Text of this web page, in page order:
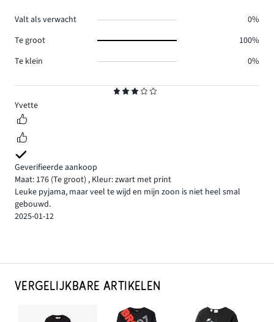
3
Yvette
Geverifieerde aankoop
Maat: 176 (Te groot) , Kleur: zwart met print
Leuke pyjama, maar veel te wijd en mijn zoon is niet heel smal
gebouwd.
2025-01-12
Valt als verwacht
0%
Te groot
100%
Te klein
0%
VERGELIJKBARE ARTIKELEN